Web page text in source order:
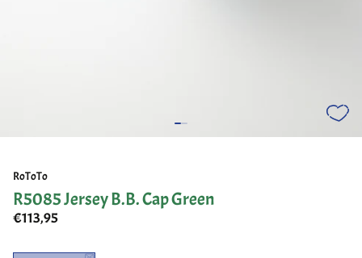
RoToTo
R5085 Jersey B.B. Cap Green
€113,95